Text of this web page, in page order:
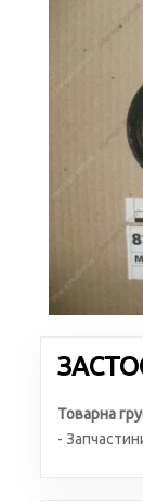
Товарна
-